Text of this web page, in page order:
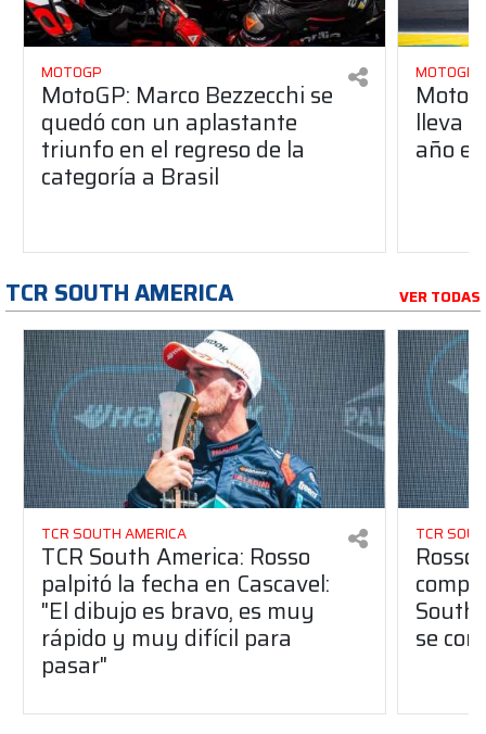
MOTOGP
MotoGP: Marco Bezzecchi se
quedó con un aplastante
triunfo en el regreso de la
categoría a Brasil
MOTOGP
lleva
año
TCR SOUTH AMERICA VER TODAS
TCR SOUTH AMERICA
TCR South America: Rosso
palpitó la fecha en Cascavel:
"El dibujo es bravo, es muy
rápido y muy difícil para
pasar"
TCR
South
se